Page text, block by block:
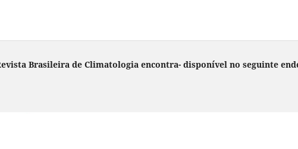
Brasileira de Climatologia encontra- disponível no seguinte